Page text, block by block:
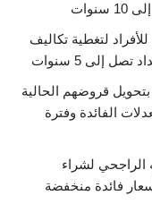
لتغطية تكاليف
إلى 5 سنوات
قروضهم الحالية
الفائدة وفترة
الراجحي لشراء
فائدة منخفضة